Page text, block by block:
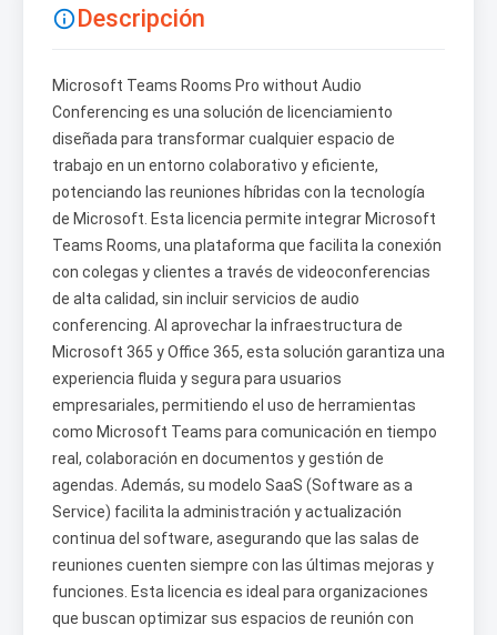
Descripción
Microsoft Teams Rooms Pro without Audio
Conferencing es una solución de licenciamiento
diseñada para transformar cualquier espacio de
trabajo en un entorno colaborativo y eficiente,
potenciando las reuniones híbridas con la tecnología
de Microsoft. Esta licencia permite integrar Microsoft
Teams Rooms, una plataforma que facilita la conexión
con colegas y clientes a través de videoconferencias
de alta calidad, sin incluir servicios de audio
conferencing. Al aprovechar la infraestructura de
Microsoft 365 y Office 365, esta solución garantiza una
experiencia fluida y segura para usuarios
empresariales, permitiendo el uso de herramientas
como Microsoft Teams para comunicación en tiempo
real, colaboración en documentos y gestión de
agendas. Además, su modelo SaaS (Software as a
Service) facilita la administración y actualización
continua del software, asegurando que las salas de
reuniones cuenten siempre con las últimas mejoras y
funciones. Esta licencia es ideal para organizaciones
que buscan optimizar sus espacios de reunión con